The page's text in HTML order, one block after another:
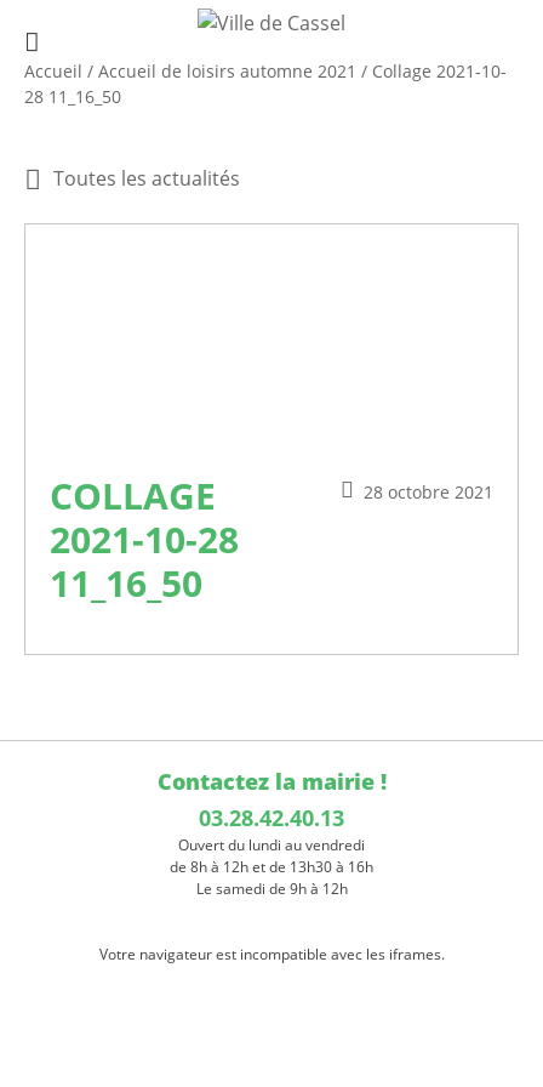
Accueil / Accueil de loisirs automne 2021 / Collage 2021-10-
28 11_16_50
Toutes les actualités
28 octobre 2021
COLLAGE
2021-10-28
11_16_50
Contactez la mairie !
03.28.42.40.13
Ouvert du lundi au vendredi
de 8h à 12h et de 13h30 à 16h
Le samedi de 9h à 12h
Votre navigateur est incompatible avec les iframes.